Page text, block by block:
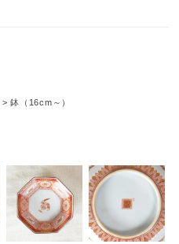
>鉢（16cm～）